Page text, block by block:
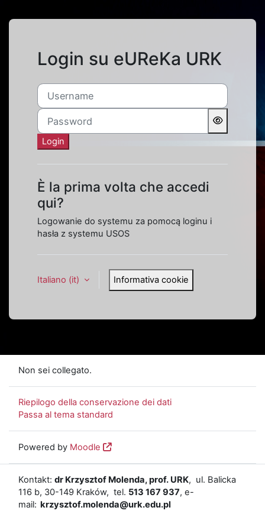
Login su eUReKa URK
Username
Password
Login
È la prima volta che accedi
qui?
Logowanie do systemu za pomocą loginu i
hasła z systemu USOS
Italiano ‎(it)‎ Informativa cookie
Non sei collegato.
Riepilogo della conservazione dei dati
Passa al tema standard
Powered by Moodle
Kontakt: dr Krzysztof Molenda, prof. URK, ul. Balicka
116 b, 30-149 Kraków, tel. 513 167 937, e-
mail: krzysztof.molenda@urk.edu.pl